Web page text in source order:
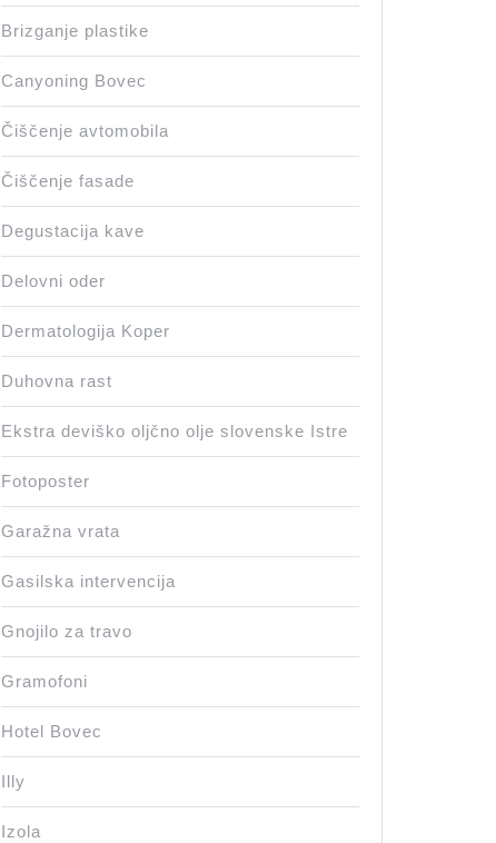
Brizganje plastike
Canyoning Bovec
Čiščenje avtomobila
Čiščenje fasade
Degustacija kave
Delovni oder
Dermatologija Koper
Duhovna rast
Ekstra deviško oljčno olje slovenske Istre
Fotoposter
Garažna vrata
Gasilska intervencija
Gnojilo za travo
Gramofoni
Hotel Bovec
Illy
Izola